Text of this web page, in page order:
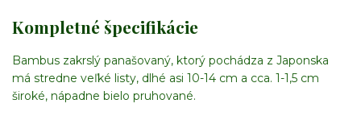
Kompletné špecifikácie
Bambus zakrslý panašovaný, ktorý pochádza z Japonska
má stredne veľké listy, dlhé asi 10-14 cm a cca. 1-1,5 cm
široké, nápadne bielo pruhované.